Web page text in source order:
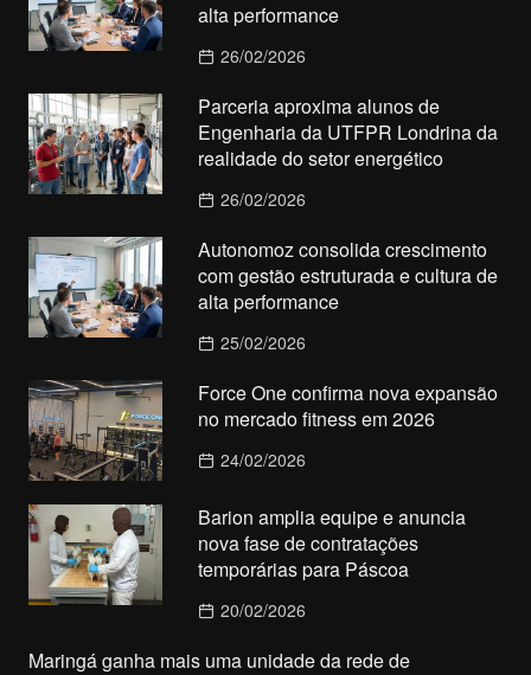
alta performance
26/02/2026
Parceria aproxima alunos de
Engenharia da UTFPR Londrina da
realidade do setor energético
26/02/2026
Autonomoz consolida crescimento
com gestão estruturada e cultura de
alta performance
25/02/2026
Force One confirma nova expansão
no mercado fitness em 2026
24/02/2026
Barion amplia equipe e anuncia
nova fase de contratações
temporárias para Páscoa
20/02/2026
Maringá ganha mais uma unidade da rede de